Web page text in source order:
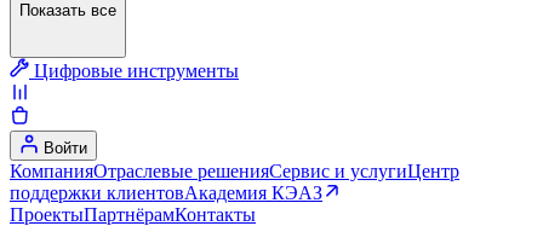
Показать все
Цифровые инструменты
Войти
КомпанияОтраслевые решенияСервис и услугиЦентр
поддержки клиентовАкадемия КЭАЗ
ПроектыПартнёрамКонтакты